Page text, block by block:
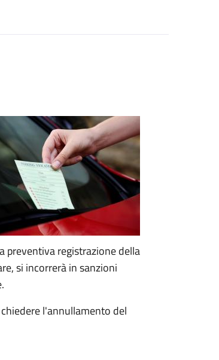
preventiva registrazione della
si incorrerà in sanzioni
l'annullamento del